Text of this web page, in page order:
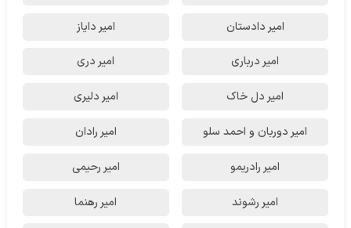
امیر دادستان امیر دایاز
امیر درباری امیر دری
امیر دل خاک امیر دلیری
امیر دوربان و احمد سلو امیر رادان
امیر رادریمو امیر رحیمی
امیر رشوند امیر رهنما